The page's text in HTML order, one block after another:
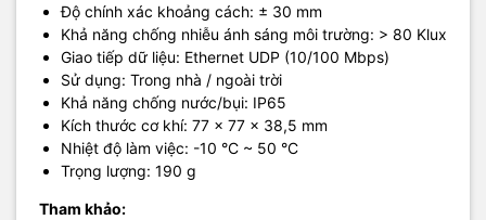
Độ chính xác khoảng cách: ± 30 mm
Khả năng chống nhiễu ánh sáng môi trường: > 80 Klux
Giao tiếp dữ liệu: Ethernet UDP (10/100 Mbps)
Sử dụng: Trong nhà / ngoài trời
Khả năng chống nước/bụi: IP65
Kích thước cơ khí: 77 × 77 × 38,5 mm
Nhiệt độ làm việc: -10 °C ~ 50 °C
Trọng lượng: 190 g
Tham khảo: